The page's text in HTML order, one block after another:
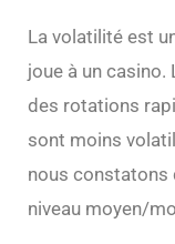
La volatilité est
joue à un
des rotations
sont moins
nous constatons
niveau moyen/